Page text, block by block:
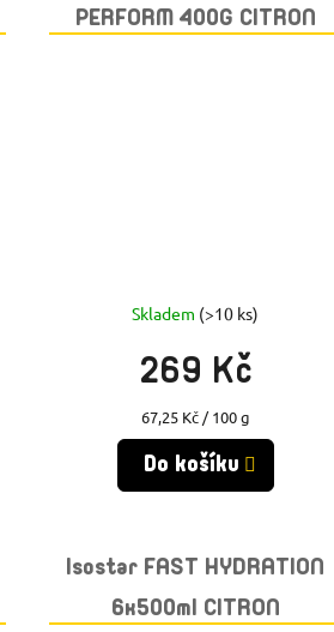
PERFORM 400G CITRON
Skladem (>10 ks)
269 Kč
Měrná
cena:
67,25 Kč / 100 g
Do košíku
Isostar FAST HYDRATION
6x500ml CITRON